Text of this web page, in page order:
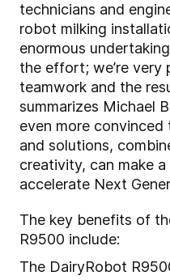
technicians and
robot milking
enormous
the effort; we’re
teamwork and the
summarizes Michael
even more
and solutions,
creativity, can make
accelerate Next
The key benefits of
R9500 include:
The DairyRobot